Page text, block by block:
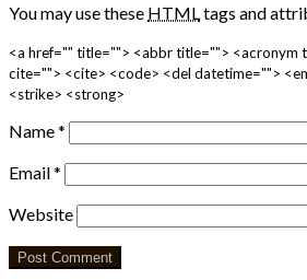
You may use these HTMLtags and
<a href="" title=""> <abbr title=""> <acronym
cite=""> <cite> <code> <del datetime="">
<strike> <strong>
Name*
Email*
Website